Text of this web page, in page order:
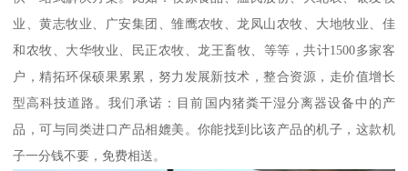
业、黄志牧业、广安集团、雏鹰农牧、龙凤山农牧、大地牧业、佳
和农牧、大华牧业、民正农牧、龙王畜牧、等等，共计1500多家客
户，精拓环保硕果累累，努力发展新技术，整合资源，走价值增长
型高科技道路。我们承诺：目前国内猪粪干湿分离器设备中的产
品，可与同类进口产品相媲美。你能找到比该产品的机子，这款机
子一分钱不要，免费相送。